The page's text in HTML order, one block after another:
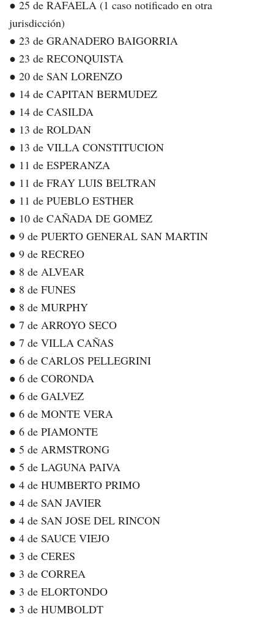
● 25 de RAFAELA (1 caso notificado en otra
jurisdicción)
● 23 de GRANADERO BAIGORRIA
● 23 de RECONQUISTA
● 20 de SAN LORENZO
● 14 de CAPITAN BERMUDEZ
● 14 de CASILDA
● 13 de ROLDAN
● 13 de VILLA CONSTITUCION
● 11 de ESPERANZA
● 11 de FRAY LUIS BELTRAN
● 11 de PUEBLO ESTHER
● 10 de CAÑADA DE GOMEZ
● 9 de PUERTO GENERAL SAN MARTIN
● 9 de RECREO
● 8 de ALVEAR
● 8 de FUNES
● 8 de MURPHY
● 7 de ARROYO SECO
● 7 de VILLA CAÑAS
● 6 de CARLOS PELLEGRINI
● 6 de CORONDA
● 6 de GALVEZ
● 6 de MONTE VERA
● 6 de PIAMONTE
● 5 de ARMSTRONG
● 5 de LAGUNA PAIVA
● 4 de HUMBERTO PRIMO
● 4 de SAN JAVIER
● 4 de SAN JOSE DEL RINCON
● 4 de SAUCE VIEJO
● 3 de CERES
● 3 de CORREA
● 3 de ELORTONDO
● 3 de HUMBOLDT